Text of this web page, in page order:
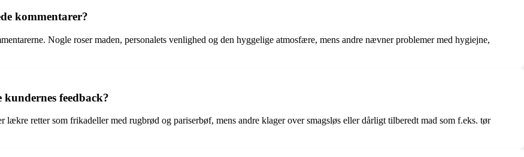
kommentarer?
Nogle roser maden, personalets venlighed og den hyggelige atmosfære, mens andre nævner problemer med hygiejne,
feedback?
retter som frikadeller med rugbrød og pariserbøf, mens andre klager over smagsløs eller dårligt tilberedt mad som f.eks. tør